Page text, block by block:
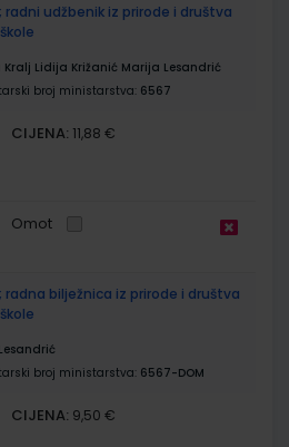
3; radni udžbenik iz prirode i društva
Lidija Križanić Marija Lesandrić
broj ministarstva: 6567
CIJENA: 11,88 €
Omot
3; radna bilježnica iz prirode i društva
broj ministarstva: 6567-DOM
CIJENA: 9,50 €